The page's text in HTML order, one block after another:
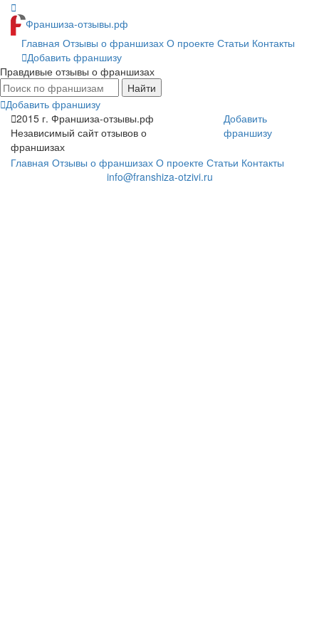
Франшиза-отзывы.рф
Главная Отзывы о франшизах О проекте Статьи Контакты
Добавить франшизу
Правдивые отзывы о франшизах
Найти
Добавить франшизу
2015 г. Франшиза-отзывы.рф
Независимый сайт отзывов о
франшизах
Добавить
франшизу
Главная Отзывы о франшизах О проекте Статьи Контакты
info@franshiza-otzivi.ru